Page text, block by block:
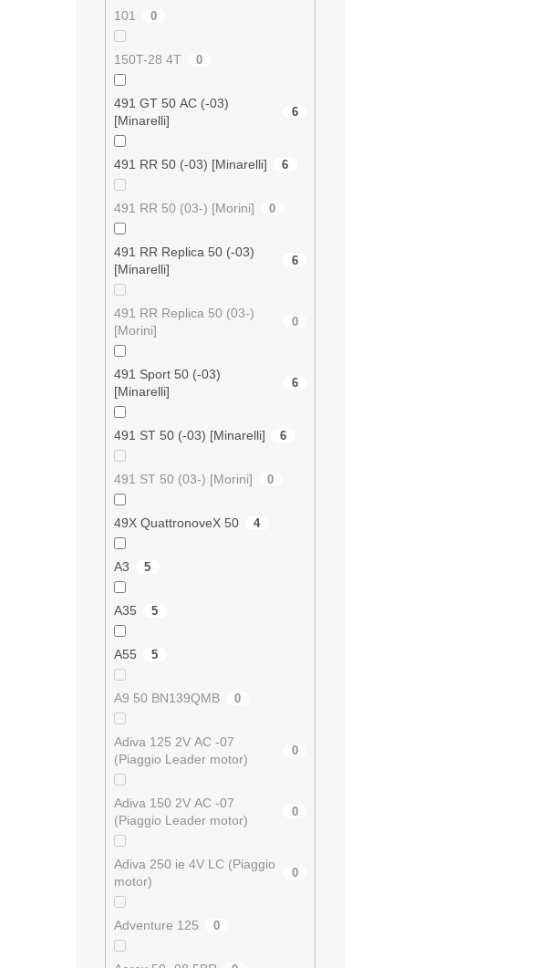
101 0
150T-28 4T 0
491 GT 50 AC (-03)
[Minarelli]
6
491 RR 50 (-03) [Minarelli] 6
491 RR 50 (03-) [Morini] 0
491 RR Replica 50 (-03)
[Minarelli]
6
491 RR Replica 50 (03-)
[Morini]
0
491 Sport 50 (-03)
[Minarelli]
6
491 ST 50 (-03) [Minarelli] 6
491 ST 50 (03-) [Morini] 0
49X QuattronoveX 50 4
A3 5
A35 5
A55 5
A9 50 BN139QMB 0
Adiva 125 2V AC -07
(Piaggio Leader motor)
0
Adiva 150 2V AC -07
(Piaggio Leader motor)
0
Adiva 250 ie 4V LC (Piaggio
motor)
0
Adventure 125 0